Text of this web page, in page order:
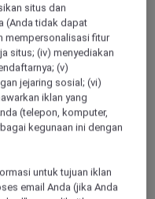
Hotel Accor
view available hotels and
situs dan
(Anda tidak dapat
mempersonalisasi fitur
situs; (iv) menyediakan
(v)
jejaring sosial; (vi)
iklan yang
(telepon, komputer,
kegunaan ini dengan
untuk tujuan iklan
email Anda (jika Anda